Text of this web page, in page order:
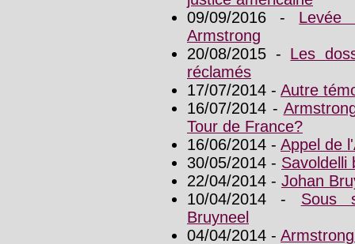
09/09/2016 - Levée
Armstrong
20/08/2015 - Les
réclamés
17/07/2014 - Autre
16/07/2014 -
Tour de France?
16/06/2014 - Appel de
30/05/2014 - Savoldelli
22/04/2014 - Johan
10/04/2014 - Sous
Bruyneel
04/04/2014 -